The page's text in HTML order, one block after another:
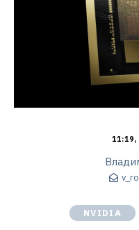
11:19,
NVIDIA